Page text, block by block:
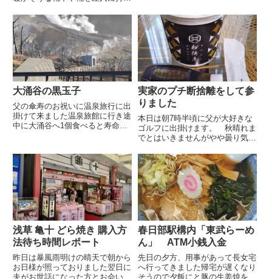
した夜もグッスリ眠れているし、
ご飯も美味しいと色々教えてくれ
ました帰る際、いつもはあっさり
と見送ってくれますが今回は少
し...
てもらいはま寿司へ何も食べたく
なくて私は干瓢巻きと中トロと鴨
そばいつもは美味しく感じる鴨
そ...
大涌谷の黒玉子
父の傘寿のお祝いに温泉旅行に出
掛けて来ました温泉旅館に行き途
中に大涌谷へ1個食べると寿命が
の父のお陰で雲一つない快晴素晴
らしい富士山神々しい富士山が傘
寿のお祝いをしてくれているよ
う...
実家のプチ断捨離をして参
りました
本日は朝7時半頃に父が大好きな
ゴルフに出掛けます。 秋晴れま
でとはいきませんがやや曇り気味
知症ですので父が出かける際、母
一人では心配なので私がお留守番
に行っております。ゴルフの際は
出発に間に合わないので前日か
ら...
浅草 亀十 どら焼き 購入方
法待ち時間レポート
昨日は暴風雨明けの晴天で朝から
お日様が照っておりました翌日に
夫がお世話になった方とお会いす
春日部駅構内「東武らーめ
ん」 ATM小銭入金
先日の夕方、用事があって長女宅
へ行ってきました帰宅が遅くなり
そうので夕飯にと豚の生姜焼を作